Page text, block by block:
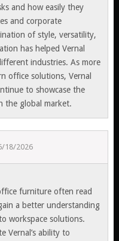
and how easily they
and corporate
of style, versatility,
has helped Vernal
industries. As more
office solutions, Vernal
to showcase the
the global market.
18/2026
furniture often read
a better understanding
workspace solutions.
Vernal’s ability to